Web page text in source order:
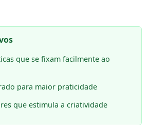
que se fixam facilmente ao
para maior praticidade
que estimula a criatividade